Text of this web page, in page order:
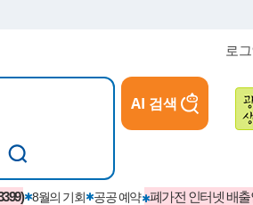
로
AI 검색
8월의 기회 공공 예약 폐가전 인터넷 배
지역경제활성화/교육